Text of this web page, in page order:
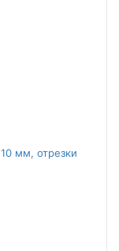
мм, отрезки